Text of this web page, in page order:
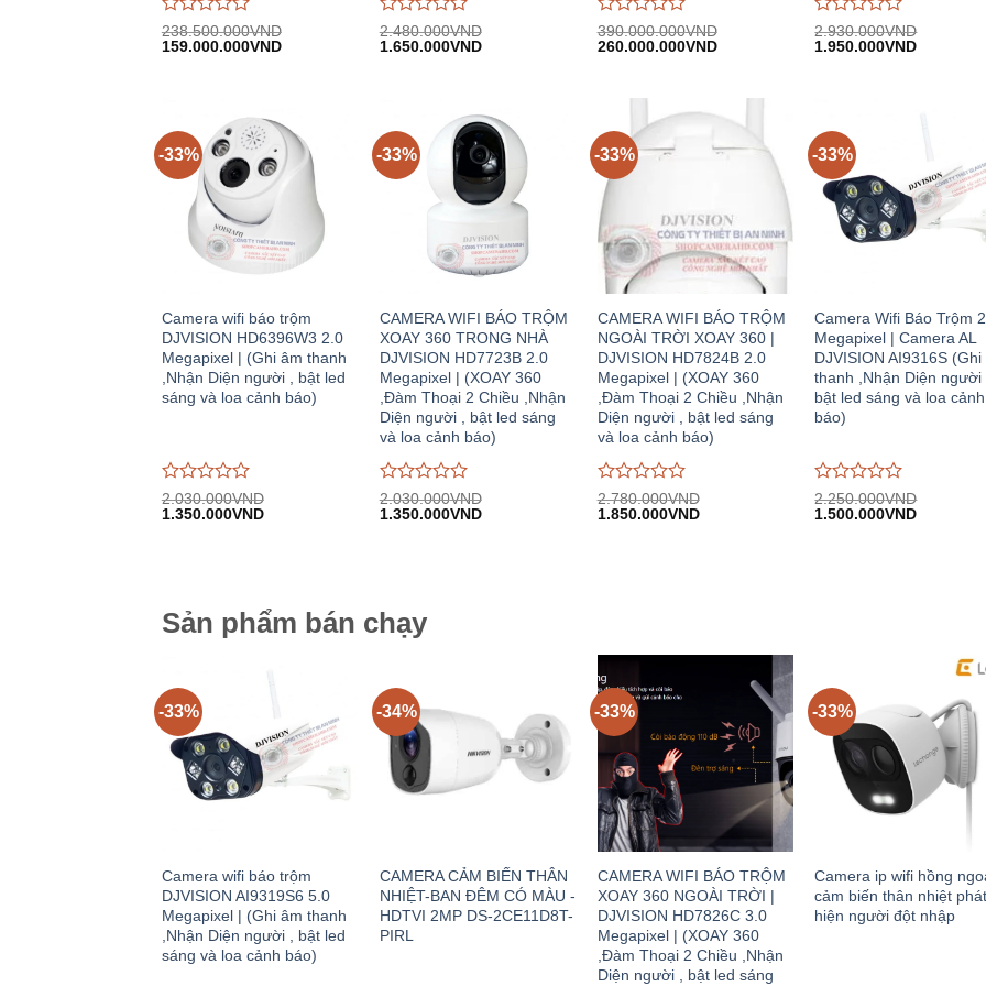
Được
đánh
238.500.000VND
Giá
159.000.000VNDGiá
Được
đánh
2.480.000VND
Giá
1.650.000VNDGiá
Được
đánh
390.000.000VND
Giá
260.000.000VNDGiá
Được
đánh
2.930.000VND
Giá
1.950.000VNDGiá
-33%
Camera wifi báo trộm
DJVISION HD6396W3 2.0
Megapixel | (Ghi âm thanh
,Nhận Diện người , bật led
sáng và loa cảnh báo)
Được
đánh
2.030.000VND
Giá
1.350.000VNDGiá
-33%
CAMERA WIFI BÁO TRỘM
XOAY 360 TRONG NHÀ
DJVISION HD7723B 2.0
Megapixel | (XOAY 360
,Đàm Thoại 2 Chiều ,Nhận
Diện người , bật led sáng
và loa cảnh báo)
Được
đánh
2.030.000VND
Giá
1.350.000VNDGiá
-33%
CAMERA WIFI BÁO TRỘM
NGOÀI TRỜI XOAY 360 |
DJVISION HD7824B 2.0
Megapixel | (XOAY 360
,Đàm Thoại 2 Chiều ,Nhận
Diện người , bật led sáng
và loa cảnh báo)
Được
đánh
2.780.000VND
Giá
1.850.000VNDGiá
-33%
Camera Wifi Báo Trộm
Megapixel | Camera AL
DJVISION AI9316S (Ghi
thanh ,Nhận Diện người
bật led sáng và loa cảnh
báo)
Được
đánh
2.250.000VND
Giá
1.500.000VNDGiá
Sản phẩm bán chạy
-33%
Camera wifi báo trộm
DJVISION AI9319S6 5.0
Megapixel | (Ghi âm thanh
,Nhận Diện người , bật led
sáng và loa cảnh báo)
-34%
CAMERA CẢM BIẾN THÂN
NHIỆT-BAN ĐÊM CÓ MÀU -
HDTVI 2MP DS-2CE11D8T-
PIRL
-33%
CAMERA WIFI BÁO TRỘM
XOAY 360 NGOÀI TRỜI |
DJVISION HD7826C 3.0
Megapixel | (XOAY 360
,Đàm Thoại 2 Chiều ,Nhận
Diện người , bật led sáng
-33%
Camera ip wifi hồng
cảm biến thân nhiệt phát
hiện người đột nhập